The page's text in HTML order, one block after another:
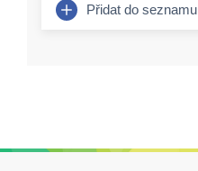
Přidat do seznamu